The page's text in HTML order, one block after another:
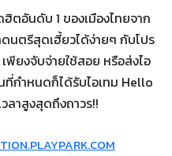
อันดับ 1 ของเมืองไทยจาก
นตรีสุดเฮี้ยวได้ง่ายๆ กับโปร
เพียงจับจ่ายใช้สอย หรือส่งไอ
ที่กำหนดก็ได้รับไอเทม Hello
ลาสูงสุดถึงถาวร!!